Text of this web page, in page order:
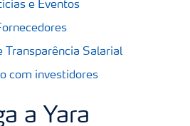
e Eventos
Transparência Salarial
com investidores
a Yara